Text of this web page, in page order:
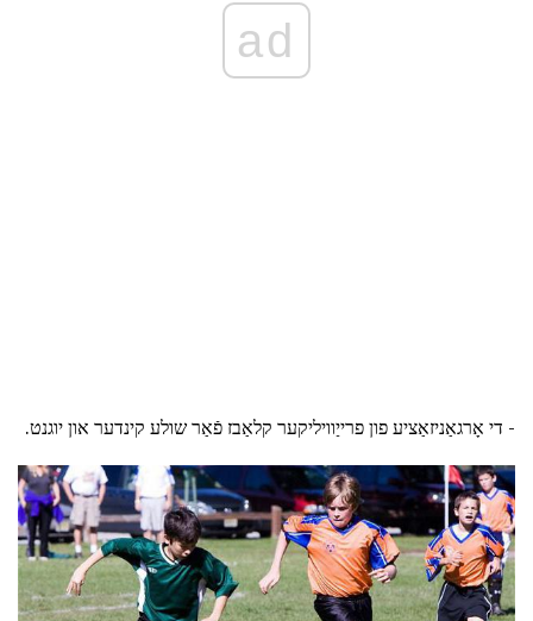
ad
- די אָרגאַניזאַציע פון פרייַוויליקער קלאַבז פֿאַר שולע קינדער און יוגנט.